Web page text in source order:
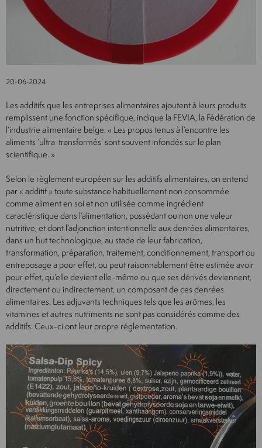
20-06-2024
Les additifs que les entreprises alimentaires ajoutent à leurs produits
remplissent une fonction spécifique, indique la FEVIA, la Fédération de
l’industrie alimentaire belge. « Les propos tenus à l’encontre les
aliments ‘ultra-transformés’ sont souvent infondés sur le plan
scientifique. »
Selon le règlement européen sur les additifs alimentaires, on entend
par « additif » toute substance habituellement non consommée
comme aliment en soi et non utilisée comme ingrédient
caractéristique dans l’alimentation, possédant ou non une valeur
nutritive, et dont l’adjonction intentionnelle aux denrées alimentaires,
dans un but technologique, au stade de leur fabrication,
transformation, préparation, traitement, conditionnement, transport ou
entreposage a pour effet, ou peut raisonnablement être estimée avoir
pour effet, qu’elle devient elle-même ou que ses dérivés deviennent,
directement ou indirectement, un composant de ces denrées
alimentaires. Les adjuvants techniques tels que les arômes, les
vitamines et autres nutriments ne sont pas considérés comme des
additifs. Ceux-ci ont leur propre réglementation.